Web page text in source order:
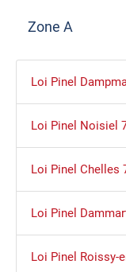
Zone A
Loi Pinel
Loi Pinel Noisiel
Loi Pinel Chelles
Loi Pinel
Loi Pinel Roissy-